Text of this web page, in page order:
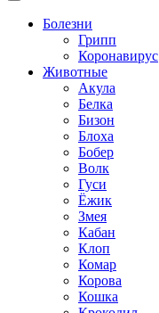
Болезни
Грипп
Коронавирус
Животные
Акула
Белка
Бизон
Блоха
Бобер
Волк
Гуси
Ёжик
Змея
Кабан
Клоп
Комар
Корова
Кошка